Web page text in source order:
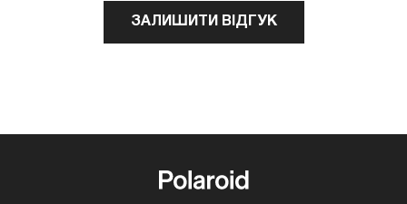
ЗАЛИШИТИ ВІДГУК